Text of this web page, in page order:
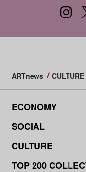
ARTnews CULTURE
ECONOMY
SOCIAL
CULTURE
TOP 200